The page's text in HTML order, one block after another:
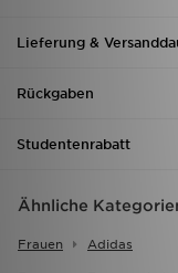
Lieferung &
Rückgaben
Studentenrabatt
Ähnliche
Frauen Adidas